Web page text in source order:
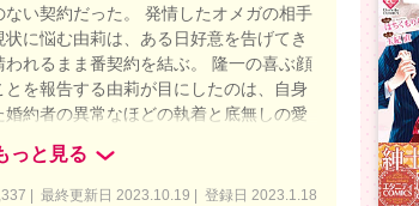
い契約だった。 発情したオメガの相手
に悩む由莉は、ある日好意を告げてき
れるまま番契約を結ぶ。 隆一の喜ぶ顔
を報告する由莉が目にしたのは、自身
約者の異常なほどの執着と底無しの愛
ら由莉を手酷く抱く隆一は、何度も何度
っと愛してる」 ※毎日20時に一話ずつ
ベルズでも投稿しております ※第16回
っと見る
| 最終更新日 2023.10.19 | 登録日 2023.1.18